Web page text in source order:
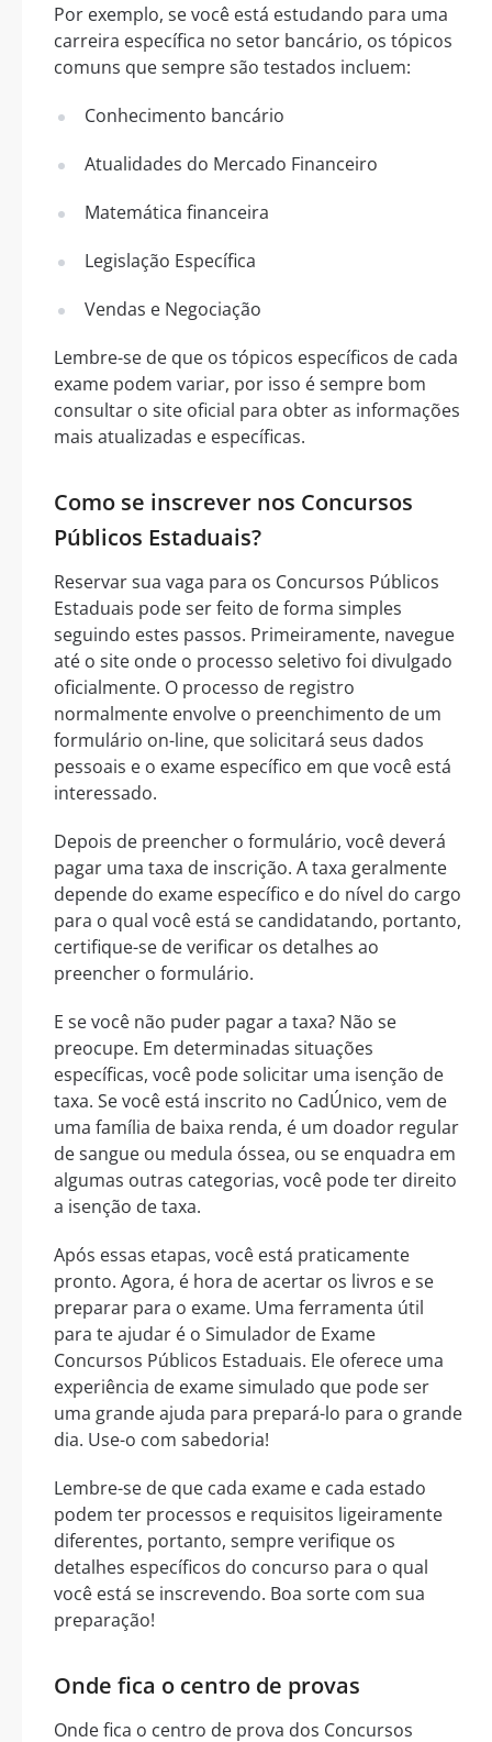
Por exemplo, se você está estudando para uma
carreira específica no setor bancário, os tópicos
comuns que sempre são testados incluem:
Conhecimento bancário
Atualidades do Mercado Financeiro
Matemática financeira
Legislação Específica
Vendas e Negociação
Lembre-se de que os tópicos específicos de cada
exame podem variar, por isso é sempre bom
consultar o site oficial para obter as informações
mais atualizadas e específicas.
Como se inscrever nos Concursos
Públicos Estaduais?
Reservar sua vaga para os Concursos Públicos
Estaduais pode ser feito de forma simples
seguindo estes passos. Primeiramente, navegue
até o site onde o processo seletivo foi divulgado
oficialmente. O processo de registro
normalmente envolve o preenchimento de um
formulário on-line, que solicitará seus dados
pessoais e o exame específico em que você está
interessado.
Depois de preencher o formulário, você deverá
pagar uma taxa de inscrição. A taxa geralmente
depende do exame específico e do nível do cargo
para o qual você está se candidatando, portanto,
certifique-se de verificar os detalhes ao
preencher o formulário.
E se você não puder pagar a taxa? Não se
preocupe. Em determinadas situações
específicas, você pode solicitar uma isenção de
taxa. Se você está inscrito no CadÚnico, vem de
uma família de baixa renda, é um doador regular
de sangue ou medula óssea, ou se enquadra em
algumas outras categorias, você pode ter direito
a isenção de taxa.
Após essas etapas, você está praticamente
pronto. Agora, é hora de acertar os livros e se
preparar para o exame. Uma ferramenta útil
para te ajudar é o Simulador de Exame
Concursos Públicos Estaduais. Ele oferece uma
experiência de exame simulado que pode ser
uma grande ajuda para prepará-lo para o grande
dia. Use-o com sabedoria!
Lembre-se de que cada exame e cada estado
podem ter processos e requisitos ligeiramente
diferentes, portanto, sempre verifique os
detalhes específicos do concurso para o qual
você está se inscrevendo. Boa sorte com sua
preparação!
Onde fica o centro de provas
Onde fica o centro de prova dos Concursos